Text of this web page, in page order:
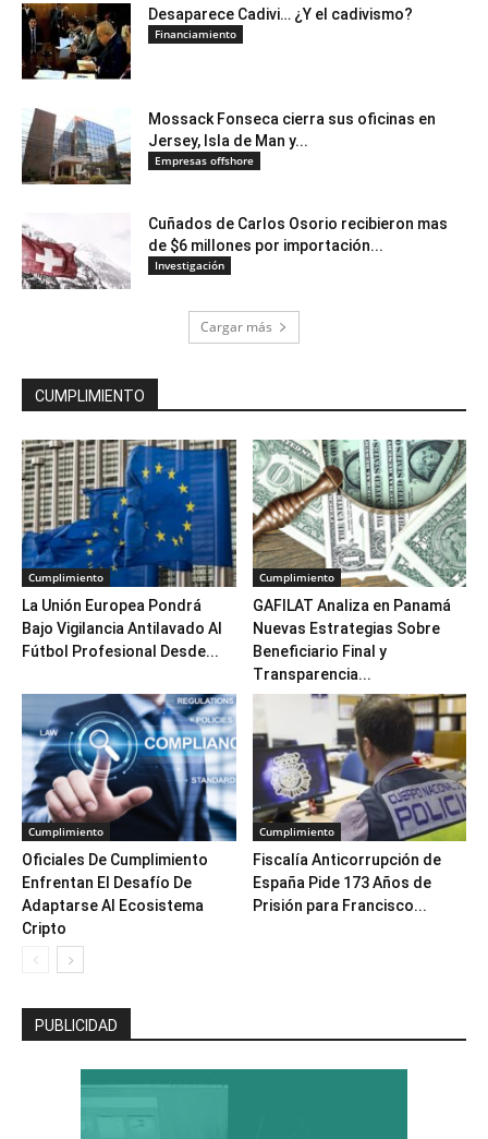
Desaparece Cadivi… ¿Y el cadivismo?
Financiamiento
Mossack Fonseca cierra sus oficinas en
Jersey, Isla de Man y...
Empresas offshore
Cuñados de Carlos Osorio recibieron mas
de $6 millones por importación...
Investigación
Cargar más
CUMPLIMIENTO
Cumplimiento
La Unión Europea Pondrá
Bajo Vigilancia Antilavado Al
Fútbol Profesional Desde...
Cumplimiento
GAFILAT Analiza en Panamá
Nuevas Estrategias Sobre
Beneficiario Final y
Transparencia...
Cumplimiento
Oficiales De Cumplimiento
Enfrentan El Desafío De
Adaptarse Al Ecosistema
Cripto
Cumplimiento
Fiscalía Anticorrupción de
España Pide 173 Años de
Prisión para Francisco...
PUBLICIDAD